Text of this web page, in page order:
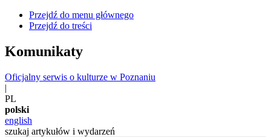
Przejdź do menu głównego
Przejdź do treści
Komunikaty
Oficjalny serwis o kulturze w Poznaniu
|
PL
polski
english
szukaj artykułów i wydarzeń